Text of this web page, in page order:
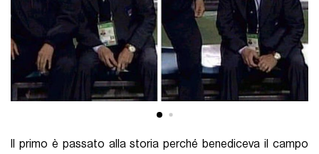
Il primo è passato alla storia perché benediceva il campo